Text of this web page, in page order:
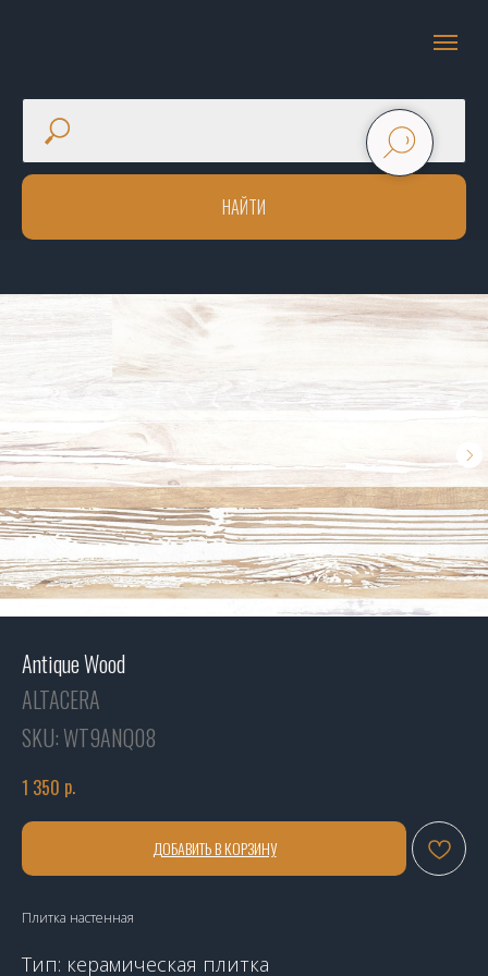
НАЙТИ
Antique Wood
ALTACERA
SKU: WT9ANQ08
1 350 р.
ДОБАВИТЬ В КОРЗИНУ
Плитка настенная
Тип: керамическая плитка